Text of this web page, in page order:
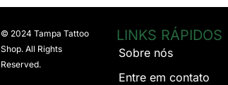
© 2024 Tampa Tattoo
Shop. All Rights
Reserved.
LINKS RÁPIDOS
Sobre nós
Entre em contato